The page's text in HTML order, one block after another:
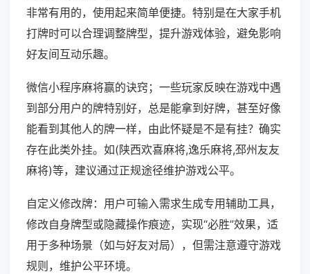
非常有用的，使用起来简单便捷。特别是在大家手机
打牌时可以合理调整牌型，提升游戏体验，避免影响
好友间互动乐趣。
微信小程序麻将赢的诀窍；一些玩家反映在游戏中遇
到部分用户的牌特别好，总是能拿到好牌，甚至好像
能看到其他人的牌一样，由此怀疑是不是有挂？确实
存在此类外挂。如(陕西欢喜麻将,逸乐麻将,邳州友友
麻将)等，建议通过正规途径维护游戏公平。
自定义修改牌：用户可输入需求生成专用辅助工具，
修改自身牌型或隐藏操作痕迹，实现“必胜”效果，适
用于多种场景（如与好友对局），但需注意遵守游戏
规则，维护公平环境。